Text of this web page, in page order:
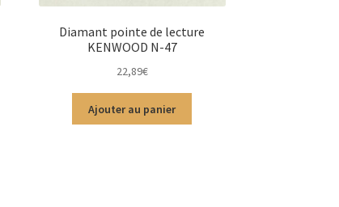
Diamant pointe de lecture
KENWOOD N-47
22,89€
Ajouter au panier